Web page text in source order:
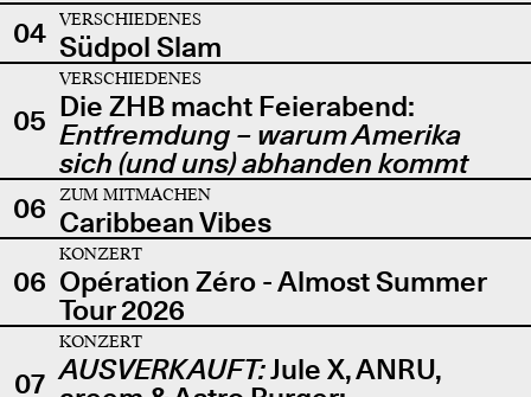
04 VERSCHIEDENES
Südpol Slam
05
VERSCHIEDENES
Die ZHB macht Feierabend:
Entfremdung – warum Amerika
sich (und uns) abhanden kommt
06
ZUM MITMACHEN
Caribbean Vibes
06
KONZERT
Opération Zéro - Almost Summer
Tour 2026
07
KONZERT
AUSVERKAUFT:Jule X, ANRU,